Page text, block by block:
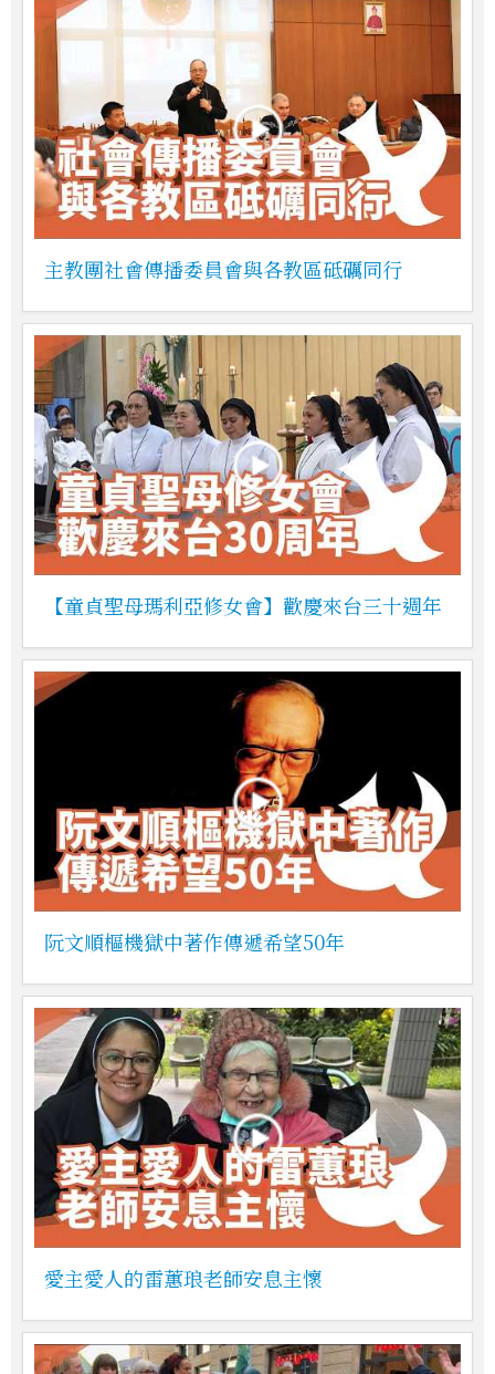
主教團社會傳播委員會與各教區砥礪同行
【童貞聖母瑪利亞修女會】歡慶來台三十週年
阮文順樞機獄中著作傳遞希望50年
愛主愛人的雷蕙琅老師安息主懷